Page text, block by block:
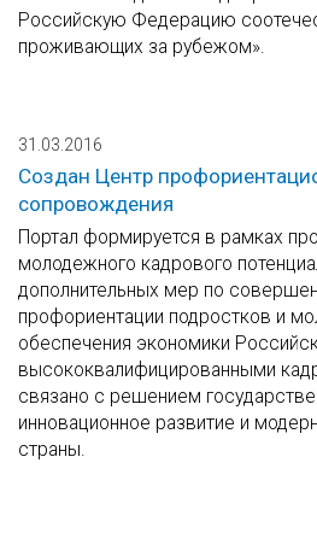
Российскую Федерацию
проживающих за рубежом».
31.03.2016
Создан Центр
сопровождения
Портал формируется в рамках
молодежного кадрового
дополнительных мер по
профориентации подростков и
обеспечения экономики
высококвалифицированными
связано с решением
инновационное развитие и
страны.